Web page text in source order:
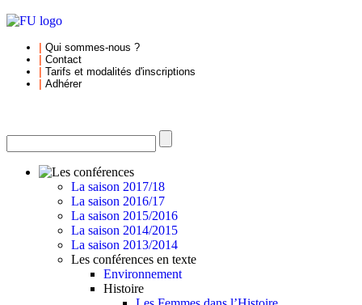
Qui sommes-nous ?
Contact
Tarifs et modalités d'inscriptions
Adhérer
La saison 2017/18
La saison 2016/17
La saison 2015/2016
La saison 2014/2015
La saison 2013/2014
Les conférences en texte
Environnement
Histoire